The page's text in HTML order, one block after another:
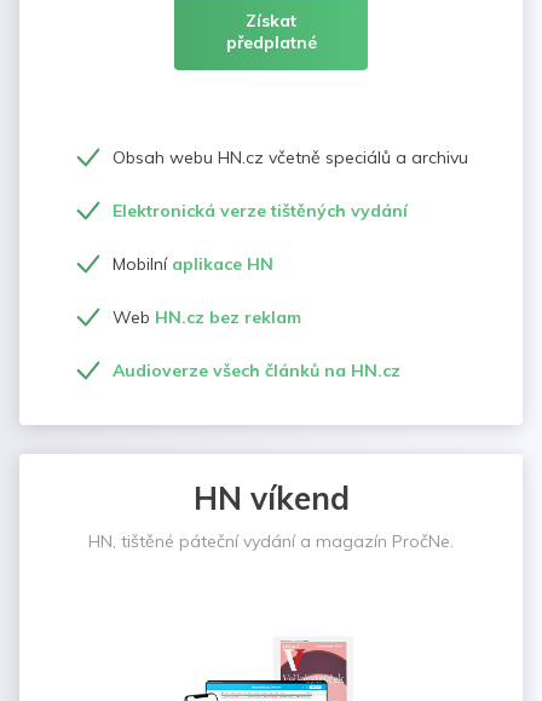
Získat
předplatné
Obsah webu HN.cz včetně speciálů a archivu
Elektronická verze tištěných vydání
Mobilní aplikace HN
Web HN.cz bez reklam
Audioverze všech článků na HN.cz
HN víkend
HN, tištěné páteční vydání a magazín PročNe.